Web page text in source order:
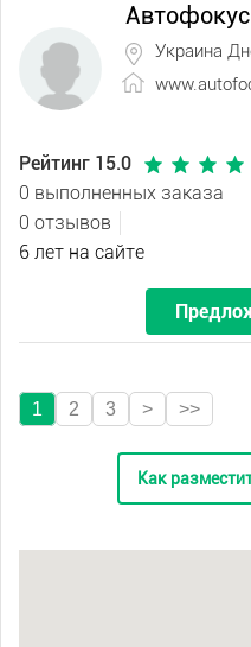
Автофокус
Украина
Рейтинг 15.0
0 выполненных заказа
0 отзывов
6 лет на сайте
1 2 3 > >>
Как